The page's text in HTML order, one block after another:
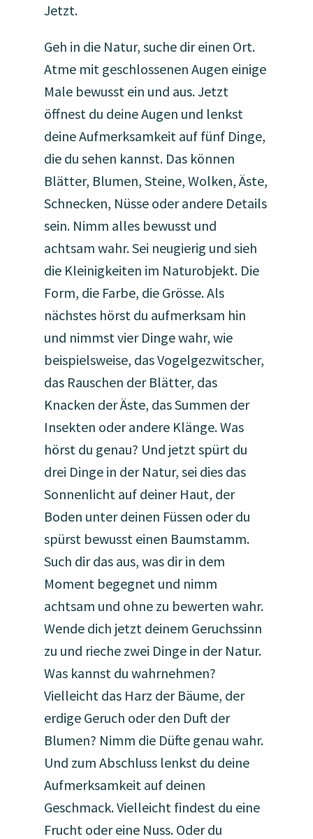
Jetzt.
Geh in die Natur, suche dir einen Ort.
Atme mit geschlossenen Augen einige
Male bewusst ein und aus. Jetzt
öffnest du deine Augen und lenkst
deine Aufmerksamkeit auf fünf Dinge,
die du sehen kannst. Das können
Blätter, Blumen, Steine, Wolken, Äste,
Schnecken, Nüsse oder andere Details
sein. Nimm alles bewusst und
achtsam wahr. Sei neugierig und sieh
die Kleinigkeiten im Naturobjekt. Die
Form, die Farbe, die Grösse. Als
nächstes hörst du aufmerksam hin
und nimmst vier Dinge wahr, wie
beispielsweise, das Vogelgezwitscher,
das Rauschen der Blätter, das
Knacken der Äste, das Summen der
Insekten oder andere Klänge. Was
hörst du genau? Und jetzt spürt du
drei Dinge in der Natur, sei dies das
Sonnenlicht auf deiner Haut, der
Boden unter deinen Füssen oder du
spürst bewusst einen Baumstamm.
Such dir das aus, was dir in dem
Moment begegnet und nimm
achtsam und ohne zu bewerten wahr.
Wende dich jetzt deinem Geruchssinn
zu und rieche zwei Dinge in der Natur.
Was kannst du wahrnehmen?
Vielleicht das Harz der Bäume, der
erdige Geruch oder den Duft der
Blumen? Nimm die Düfte genau wahr.
Und zum Abschluss lenkst du deine
Aufmerksamkeit auf deinen
Geschmack. Vielleicht findest du eine
Frucht oder eine Nuss. Oder du